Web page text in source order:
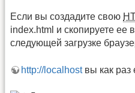
Если вы создадите свою
index.html и скопируете ее
следующей загрузке
http://localhostвы как раз